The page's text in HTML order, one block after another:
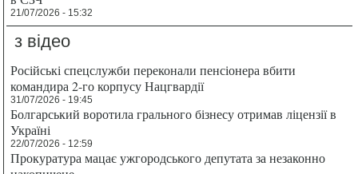
21/07/2026 - 15:32
з відео
Російські спецслужби переконали пенсіонера вбити
командира 2-го корпусу Нацгвардії
31/07/2026 - 19:45
Болгарський воротила грального бізнесу отримав ліцензії в
Україні
22/07/2026 - 12:59
Прокуратура мацає ужгородського депутата за незаконно